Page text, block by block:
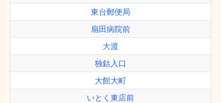
東台郵便局
扇田病院前
大渡
独鈷入口
大館大町
いとく東店前